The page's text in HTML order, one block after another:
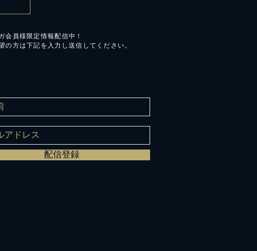
会員様限定情報配信中！
の方は下記を入力し送信してください。
配信登録